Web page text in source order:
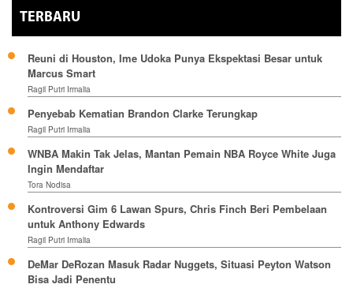
TERBARU
Reuni di Houston, Ime Udoka Punya Ekspektasi Besar untuk
Marcus Smart
Ragil Putri Irmalia
Penyebab Kematian Brandon Clarke Terungkap
Ragil Putri Irmalia
WNBA Makin Tak Jelas, Mantan Pemain NBA Royce White Juga
Ingin Mendaftar
Tora Nodisa
Kontroversi Gim 6 Lawan Spurs, Chris Finch Beri Pembelaan
untuk Anthony Edwards
Ragil Putri Irmalia
DeMar DeRozan Masuk Radar Nuggets, Situasi Peyton Watson
Bisa Jadi Penentu